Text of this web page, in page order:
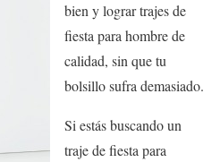
bien y lograr trajes de
fiesta para hombre de
calidad, sin que tu
bolsillo sufra demasiado.
Si estás buscando un
traje de fiesta para